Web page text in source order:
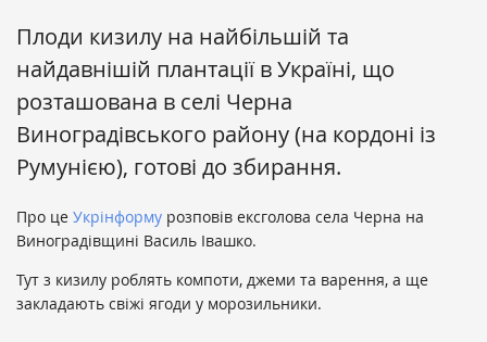
Плоди кизилу на найбільшій та
найдавнішій плантації в Україні, що
розташована в селі Черна
Виноградівського району (на кордоні із
Румунією), готові до збирання.
Про це Укрінформу розповів ексголова села Черна на
Виноградівщині Василь Івашко.
Тут з кизилу роблять компоти, джеми та варення, а ще
закладають свіжі ягоди у морозильники.